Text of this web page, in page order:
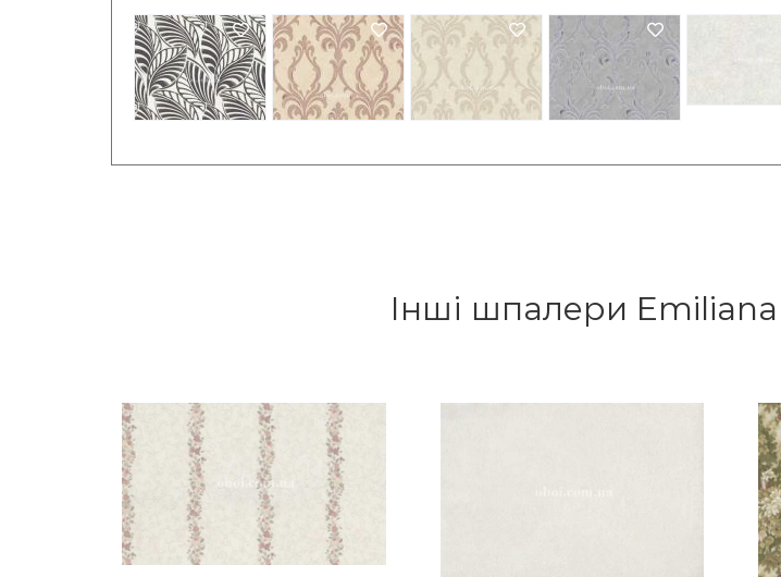
Інші шпалери Emiliana